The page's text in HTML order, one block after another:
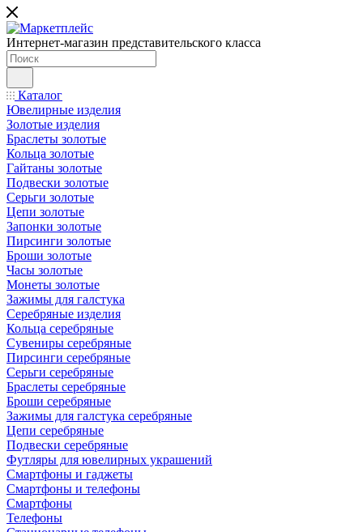
Интернет-магазин представительского класса
Каталог
Ювелирные изделия
Золотые изделия
Браслеты золотые
Кольца золотые
Гайтаны золотые
Подвески золотые
Серьги золотые
Цепи золотые
Запонки золотые
Пирсинги золотые
Броши золотые
Часы золотые
Монеты золотые
Зажимы для галстука
Серебряные изделия
Кольца серебряные
Сувениры серебряные
Пирсинги серебряные
Серьги серебряные
Браслеты серебряные
Броши серебряные
Зажимы для галстука серебряные
Цепи серебряные
Подвески серебряные
Футляры для ювелирных украшений
Смартфоны и гаджеты
Смартфоны и телефоны
Смартфоны
Телефоны